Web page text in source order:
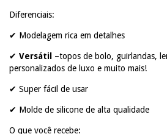
Diferenciais:
✔ Modelagem rica em detalhes
✔ Versátil –topos de bolo, guirlandas,
personalizados de luxo e muito mais!
✔ Super fácil de usar
✔ Molde de silicone de alta qualidade
O que você recebe: